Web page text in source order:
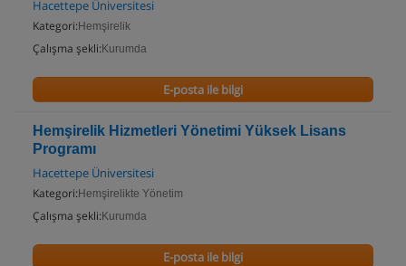
Hacettepe Üniversitesi
Kategori: Hemşirelik
Çalışma şekli: Kurumda
E-posta ile bilgi
Hemşirelik Hizmetleri Yönetimi Yüksek Lisans
Programı
Hacettepe Üniversitesi
Kategori: Hemşirelikte Yönetim
Çalışma şekli: Kurumda
E-posta ile bilgi